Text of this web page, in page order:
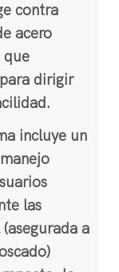
contra
acero
que
dirigir
incluye un
las
a